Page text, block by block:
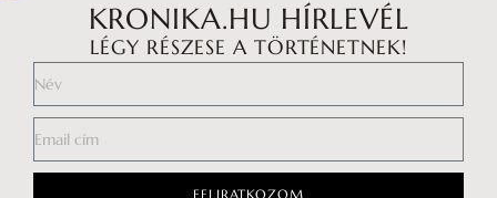
Impresszum
Általános Szerződési Feltételek
KRONIKA.HU HÍRLEVÉL
LÉGY RÉSZESE A TÖRTÉNETNEK!
FELIRATKOZOM